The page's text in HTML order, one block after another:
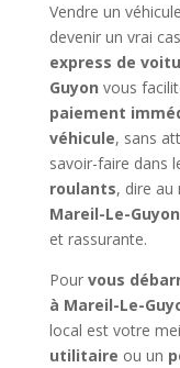
Vendre un
devenir un vrai
express de
Guyon vous
paiement
véhicule, sans
savoir-faire dans
roulants, dire au
Mareil-Le-Guyon
et rassurante.
Pour vous
à Mareil-Le-
local est votre
utilitaire ou un